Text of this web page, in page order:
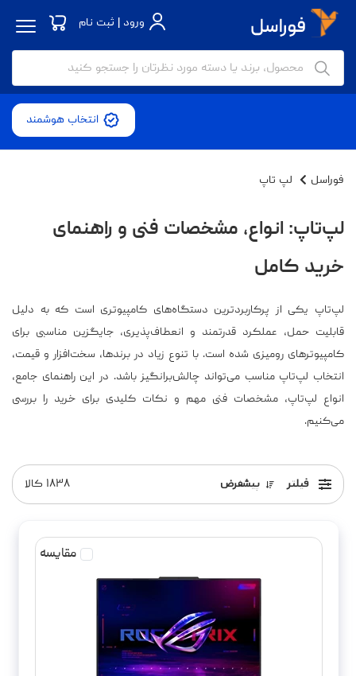
ورود | ثبت نام
انتخاب هوشمند
فوراسل لپ تاپ
لپ‌تاپ: انواع، مشخصات فنی و راهنمای
خرید کامل
لپ‌تاپ یکی از پرکاربردترین دستگاه‌های کامپیوتری است که به دلیل
قابلیت حمل، عملکرد قدرتمند و انعطاف‌پذیری، جایگزین مناسبی برای
کامپیوترهای رومیزی شده است. با تنوع زیاد در برندها، سخت‌افزار و قیمت،
انتخاب لپ‌تاپ مناسب می‌تواند چالش‌برانگیز باشد. در این راهنمای جامع،
انواع لپ‌تاپ، مشخصات فنی مهم و نکات کلیدی برای خرید را بررسی
می‌کنیم.
فیلتر پیشفرض ۱۸۳۸ کالا
مقایسه